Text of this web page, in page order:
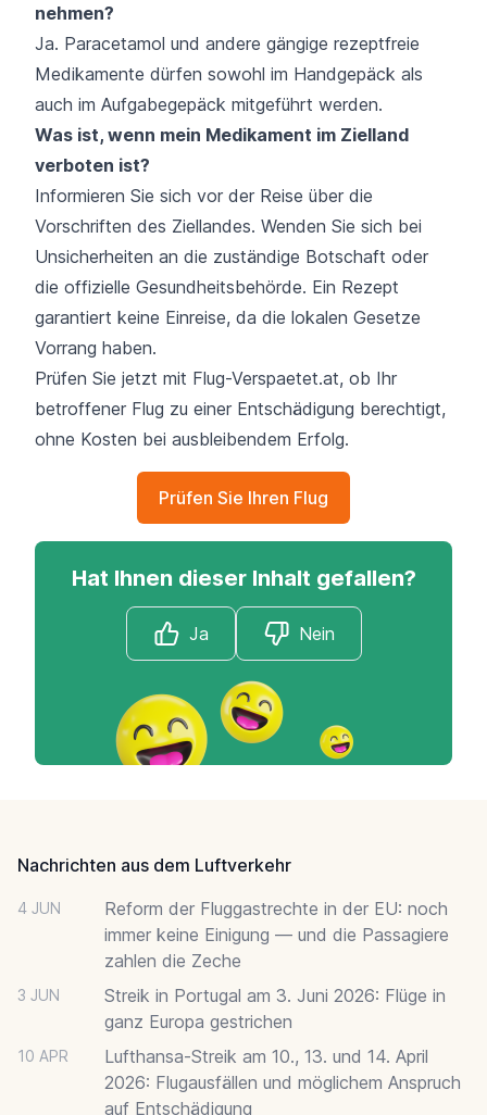
nehmen?
Ja. Paracetamol und andere gängige rezeptfreie
Medikamente dürfen sowohl im Handgepäck als
auch im Aufgabegepäck mitgeführt werden.
Was ist, wenn mein Medikament im Zielland
verboten ist?
Informieren Sie sich vor der Reise über die
Vorschriften des Ziellandes. Wenden Sie sich bei
Unsicherheiten an die zuständige Botschaft oder
die offizielle Gesundheitsbehörde. Ein Rezept
garantiert keine Einreise, da die lokalen Gesetze
Vorrang haben.
Prüfen Sie jetzt mit Flug-Verspaetet.at, ob Ihr
betroffener Flug zu einer Entschädigung berechtigt,
ohne Kosten bei ausbleibendem Erfolg.
Prüfen Sie Ihren Flug
Hat Ihnen dieser Inhalt gefallen?
Ja Nein
Nachrichten aus dem Luftverkehr
4 JUN
Reform der Fluggastrechte in der EU: noch
immer keine Einigung — und die Passagiere
zahlen die Zeche
3 JUN
Streik in Portugal am 3. Juni 2026: Flüge in
ganz Europa gestrichen
10 APR
Lufthansa-Streik am 10., 13. und 14. April
2026: Flugausfällen und möglichem Anspruch
auf Entschädigung